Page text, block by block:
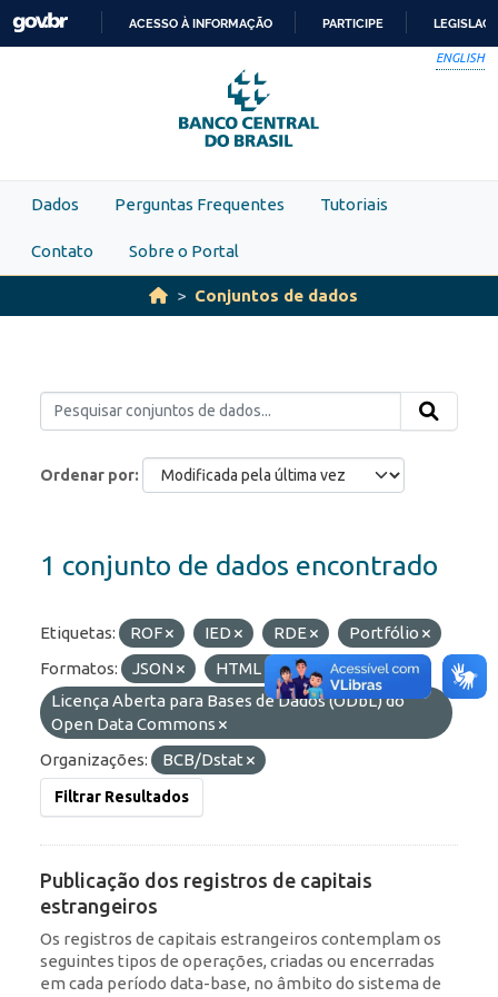
Skip to main content
PARA
O
CONTEÚDO
ACESSO À INFORMAÇÃO PARTICIPE
ENGLISH
Dados Perguntas Frequentes Tutoriais
Contato Sobre o Portal
Conjuntos de dados
Ordenar por
1 conjunto de dados encontrado
Etiquetas: ROF IED RDE
Portfólio
Formatos:
JSON HTML
Licenças:
Licença Aberta para Bases de Dados (ODbL) do
Open Data Commons
Organizações:
BCB/Dstat
Filtrar Resultados
Publicação dos registros de capitais
estrangeiros
Os registros de capitais estrangeiros contemplam os
seguintes tipos de operações, criadas ou encerradas
em cada período data-base, no âmbito do sistema de